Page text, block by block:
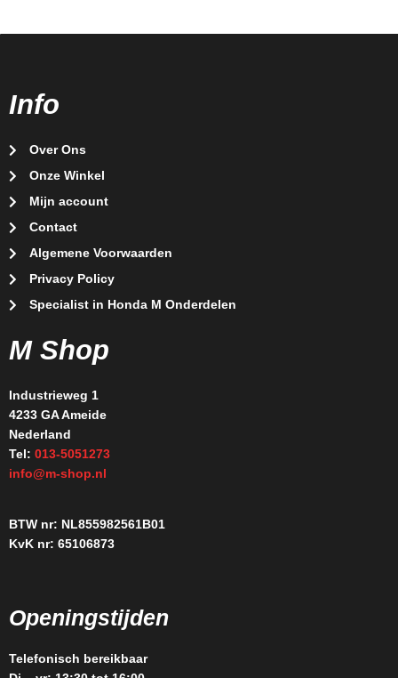
Info
Over Ons
Onze Winkel
Mijn account
Contact
Algemene Voorwaarden
Privacy Policy
Specialist in Honda M Onderdelen
M Shop
Industrieweg 1
4233 GA Ameide
Nederland
Tel: 013-5051273
info@m-shop.nl
BTW nr: NL855982561B01
KvK nr: 65106873
Openingstijden
Telefonisch bereikbaar